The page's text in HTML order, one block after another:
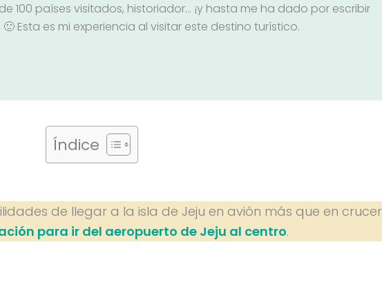
100 países visitados, historiador… ¡y hasta me ha dado por escribir
🙂 Esta es mi experiencia al visitar este destino turístico.
Índice
de llegar a la isla de Jeju en avión más que en
para ir del aeropuerto de Jeju al centro.